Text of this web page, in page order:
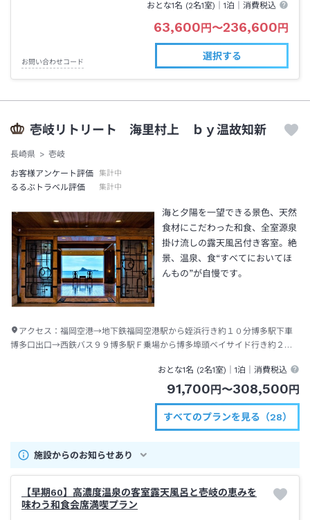
おとな1名 (2名1室)｜1泊 ｜消費税込
63,600 円 〜236,600 円
お問い合わせコード
選択する
壱岐リトリート 海里村上 ｂｙ温故知新
長崎県
壱岐
お客様アンケート評価
集計中
るるぶトラベル評価 集計中
海と夕陽を一望できる景色、天然
食材にこだわった和食、全室源泉
掛け流しの露天風呂付き客室。絶
景、温泉、食“すべてにおいてほ
んもの”が自慢です。
アクセス： 福岡空港→地下鉄福岡空港駅から姪浜行き約１０分博多駅下車
博多口出口→西鉄バス９９博多駅Ｆ乗場から博多埠頭ベイサイド行き約２０
おとな1名 (2名1室)｜1泊 ｜消費税込
91,700 円 〜308,500 円
すべてのプランを見る（28）
施設からのお知らせあり
【早期60】高濃度温泉の客室露天風呂と壱岐の恵みを
味わう和食会席満喫プラン